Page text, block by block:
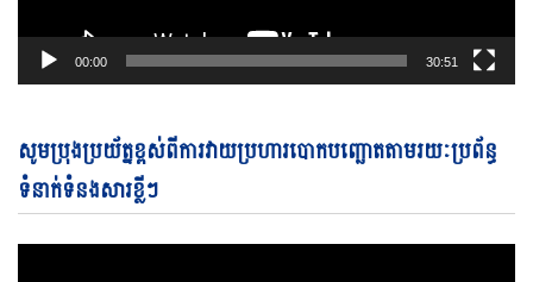
00:00 30:51
សូមប្រុងប្រយ័ត្នខ្ពស់ពីការវាយប្រហារបោកបញ្ឆោតតាមរយៈប្រព័ន្ធ
ទំនាក់ទំនងសារខ្លីៗ